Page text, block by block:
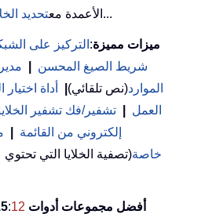
الأعمدة معتحديد ...
ميزات مميزة: التركيز على
شريط الصيغ المحسن
الموارد(نص تلقائي) أداة اختيار
العمل
تشفير/فك تشفير
إلكتروني من القائمة
خاصة(تصفية الخلايا التي
أفضل مجموعات أدوات 15 :12